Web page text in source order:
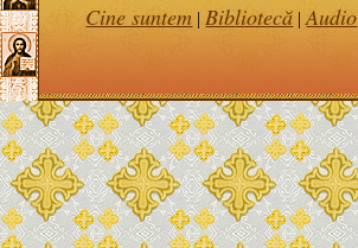
Cine suntem | Bibliotecă |Audio